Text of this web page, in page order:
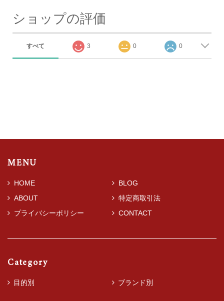
ショップの評価
すべて 3 0 0
MENU
HOME
BLOG
ABOUT
特定商取引法
プライバシーポリシー
CONTACT
Category
目的別 ブランド別